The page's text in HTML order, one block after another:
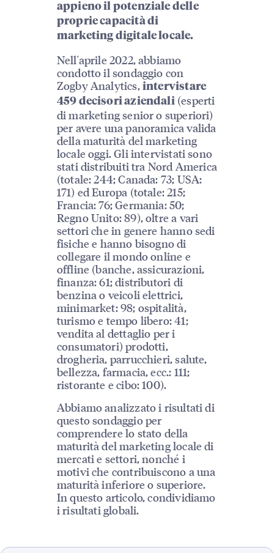
appieno il potenziale delle
proprie capacità di
marketing digitale locale.
Nell'aprile 2022, abbiamo
condotto il sondaggio con
Zogby Analytics, intervistare
459 decisori aziendali (esperti
di marketing senior o superiori)
per avere una panoramica valida
della maturità del marketing
locale oggi. Gli intervistati sono
stati distribuiti tra Nord America
(totale: 244; Canada: 73; USA:
171) ed Europa (totale: 215;
Francia: 76; Germania: 50;
Regno Unito: 89), oltre a vari
settori che in genere hanno sedi
fisiche e hanno bisogno di
collegare il mondo online e
offline (banche, assicurazioni,
finanza: 61; distributori di
benzina o veicoli elettrici,
minimarket: 98; ospitalità,
turismo e tempo libero: 41;
vendita al dettaglio per i
consumatori) prodotti,
drogheria, parrucchieri, salute,
bellezza, farmacia, ecc.: 111;
ristorante e cibo: 100).
Abbiamo analizzato i risultati di
questo sondaggio per
comprendere lo stato della
maturità del marketing locale di
mercati e settori, nonché i
motivi che contribuiscono a una
maturità inferiore o superiore.
In questo articolo, condividiamo
i risultati globali.